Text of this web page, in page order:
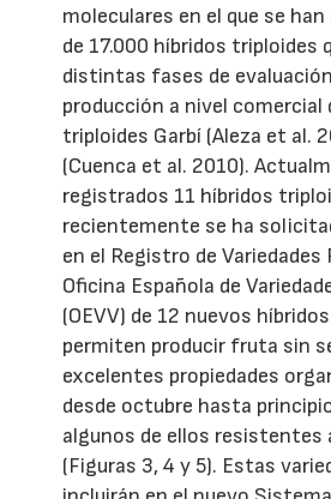
moleculares en el que se
de 17.000 híbridos triploides
distintas fases de
producción a nivel comercial
triploides Garbí (Aleza et al.
(Cuenca et al. 2010).
registrados 11 híbridos
recientemente se ha
en el Registro de Variedades
Oficina Española de
(OEVV) de 12 nuevos
permiten producir fruta sin
excelentes propiedades
desde octubre hasta
algunos de ellos resistentes
(Figuras 3, 4 y 5). Estas